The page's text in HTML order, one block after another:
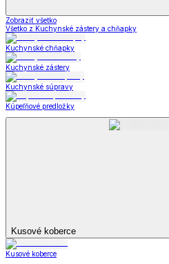
Zobraziť všetko
Všetko z Kuchynské zástery a chňapky
Kuchynské chňapky
Kuchynské zástery
Kuchynské súpravy
Kúpeľňové predložky
Kusové koberce
Kusové koberce